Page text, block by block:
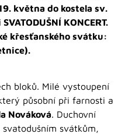
května do kostela sv.
KONCERT.
křesťanského svátku:
bloků. Milé vystoupení
působní při farnosti a
Nováková. Duchovní
svátkům,